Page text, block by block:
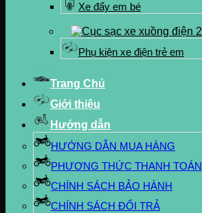
Xe đẩy em bé
Phụ kiện xe điện trẻ em
Trang Chủ
Giới thiệu
Hướng dẫn
HƯỚNG DẪN MUA HÀNG
PHƯƠNG THỨC THANH TOÁN
CHÍNH SÁCH BẢO HÀNH
CHÍNH SÁCH ĐỔI TRẢ